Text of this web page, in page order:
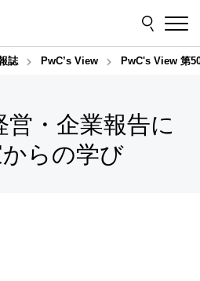
誌 PwC’s View PwC's View 第
営・企業報告に
らの学び